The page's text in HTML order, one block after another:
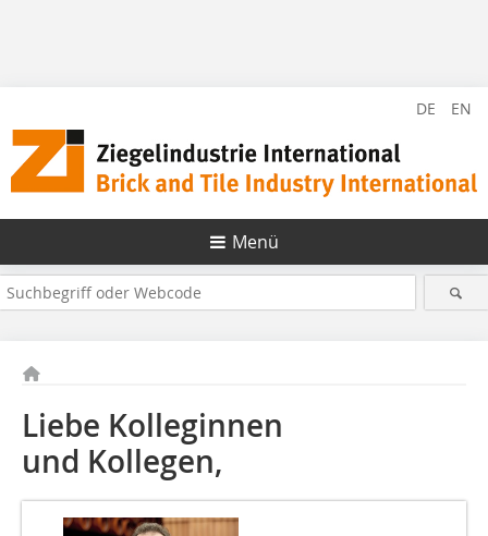
DE EN
Menü
Liebe Kolleginnen
und Kollegen,